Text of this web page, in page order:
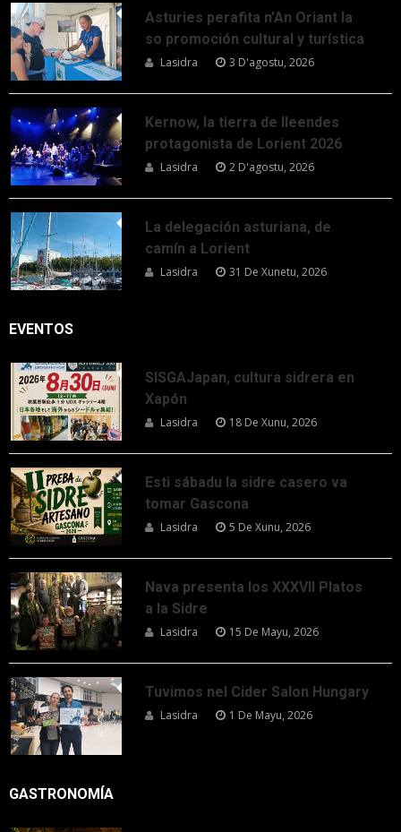
Asturies perafita n’An Oriant la
so promoción cultural y turística
Lasidra 3 D'agostu, 2026
Kernow, la tierra de lleendes
protagonista de Lorient 2026
Lasidra 2 D'agostu, 2026
La delegación asturiana, de
camín a Lorient
Lasidra 31 De Xunetu, 2026
EVENTOS
SISGAJapan, cultura sidrera en
Xapón
Lasidra 18 De Xunu, 2026
Esti sábadu la sidre casero va
tomar Gascona
Lasidra 5 De Xunu, 2026
Nava presenta los XXXVII Platos
a la Sidre
Lasidra 15 De Mayu, 2026
Tuvimos nel Cider Salon Hungary
Lasidra 1 De Mayu, 2026
GASTRONOMÍA